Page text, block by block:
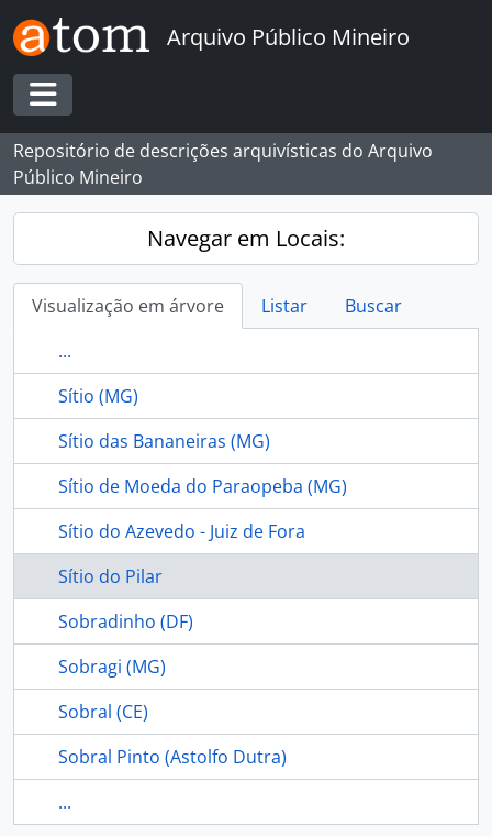
Skip to main content
Arquivo Público Mineiro
Toggle navigation
Repositório de descrições arquivísticas do Arquivo
Público Mineiro
Navegar em Locais:
Visualização em árvore Listar
Buscar
...
Sítio (MG)
Sítio das Bananeiras (MG)
Sítio de Moeda do Paraopeba (MG)
Sítio do Azevedo - Juiz de Fora
Sítio do Pilar
Sobradinho (DF)
Sobragi (MG)
Sobral (CE)
Sobral Pinto (Astolfo Dutra)
...